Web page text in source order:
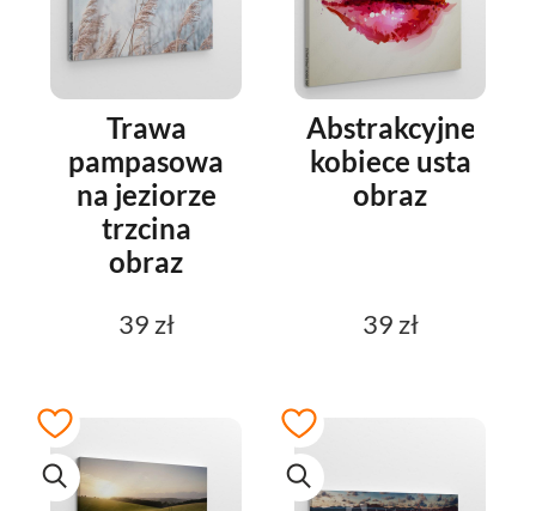
Trawa
pampasowa
na jeziorze
trzcina
obraz
39 zł
Abstrakcyjne
kobiece usta
obraz
39 zł